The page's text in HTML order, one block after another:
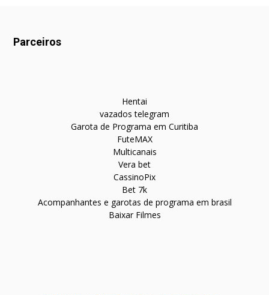
Parceiros
Hentai
vazados telegram
Garota de Programa em Curitiba
FuteMAX
Multicanais
Vera bet
CassinoPix
Bet 7k
Acompanhantes e garotas de programa em brasil
Baixar Filmes